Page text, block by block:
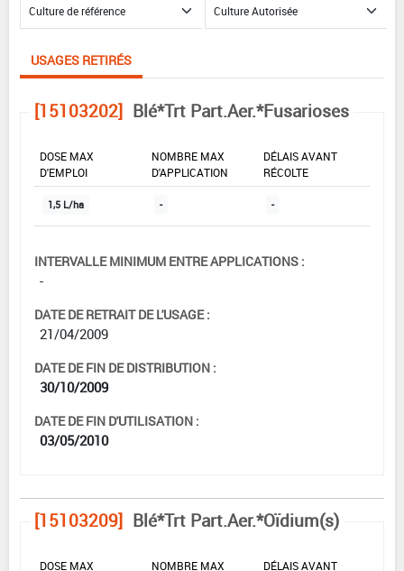
USAGES RETIRÉS
[15103202] Blé*Trt Part.Aer.*Fusarioses
DOSE MAX
D'EMPLOI
NOMBRE MAX
D'APPLICATION
DÉLAIS AVANT
RÉCOLTE
1,5 L/ha - -
INTERVALLE MINIMUM ENTRE APPLICATIONS :
-
DATE DE RETRAIT DE L'USAGE :
21/04/2009
DATE DE FIN DE DISTRIBUTION :
30/10/2009
DATE DE FIN D'UTILISATION :
03/05/2010
[15103209] Blé*Trt Part.Aer.*Oïdium(s)
DOSE MAX NOMBRE MAX DÉLAIS AVANT